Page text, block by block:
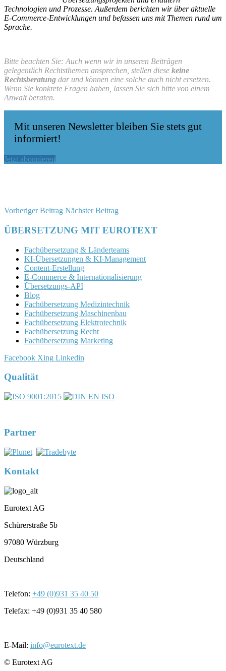
Technologien und Prozesse. Außerdem berichten wir über aktuelle
E-Commerce-Entwicklungen und befassen uns mit Themen rund um
Sprache.
Bitte beachten Sie: Auch wenn wir in unseren Beiträgen
gelegentlich Rechtsthemen ansprechen, stellen diese keine
Rechtsberatung dar und können eine solche auch nicht ersetzen.
Wenn Sie konkrete Fragen haben, lassen Sie sich bitte von einem
Anwalt beraten.
Mit unseren Newsletter bleiben Sie stets gut
informiert!
Jetzt abonnieren
Vorheriger Beitrag Nächster Beitrag
ÜBERSETZUNG MIT EUROTEXT
Fachübersetzung & Länderteams
KI-Übersetzungen & KI-Management
Content-Erstellung
E-Commerce & Internationalisierung
Übersetzungs-API
Blog
Fachübersetzung Medizintechnik
Fachübersetzung Maschinenbau
Fachübersetzung Elektrotechnik
Fachübersetzung Recht
Fachübersetzung Marketing
Facebook Xing Linkedin
Qualität
Partner
Kontakt
Eurotext AG
Schürerstraße 5b
97080 Würzburg
Deutschland
Telefon: +49 (0)931 35 40 50
Telefax: +49 (0)931 35 40 580
E-Mail: info@eurotext.de
© Eurotext AG